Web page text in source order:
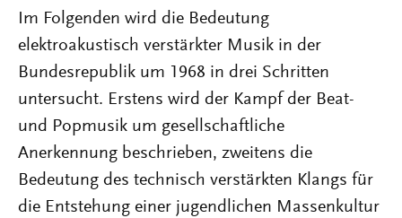
Im Folgenden wird die Bedeutung
elektroakustisch verstärkter Musik in der
Bundesrepublik um 1968 in drei Schritten
untersucht. Erstens wird der Kampf der Beat-
und Popmusik um gesellschaftliche
Anerkennung beschrieben, zweitens die
Bedeutung des technisch verstärkten Klangs für
die Entstehung einer jugendlichen Massenkultur